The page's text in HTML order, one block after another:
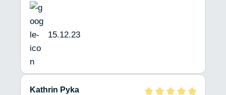
15.12.23
Kathrin Pyka